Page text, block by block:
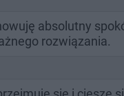
absolutny
rozwiązania.